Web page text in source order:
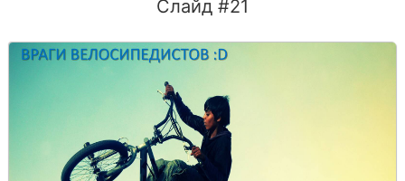
Слайд #21